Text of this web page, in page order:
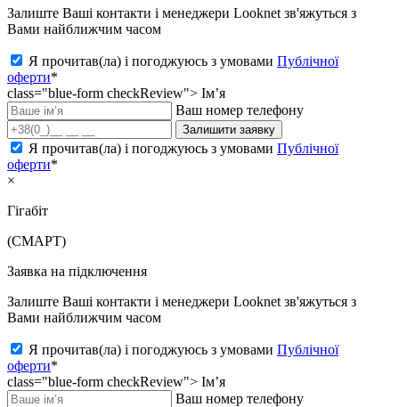
Залиште Ваші контакти і менеджери Looknet зв'яжуться з
Вами найближчим часом
Я прочитав(ла) і погоджуюсь з умовами Публічної
оферти*
class="blue-form checkReview"> Ім’я
Ваш номер телефону
Залишити заявку
Я прочитав(ла) і погоджуюсь з умовами Публічної
оферти*
×
Гігабіт
(СМАРТ)
Заявка на підключення
Залиште Ваші контакти і менеджери Looknet зв'яжуться з
Вами найближчим часом
Я прочитав(ла) і погоджуюсь з умовами Публічної
оферти*
class="blue-form checkReview"> Ім’я
Ваш номер телефону